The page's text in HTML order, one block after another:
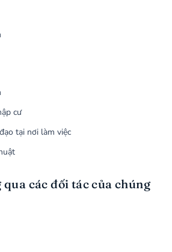
cư
tại nơi làm việc
các đối tác của chúng